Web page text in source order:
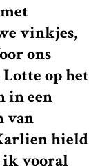
vinkjes,
ons
op het
in een
van
hield
ik vooral